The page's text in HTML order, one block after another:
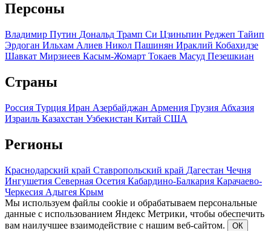
Персоны
Владимир Путин Дональд Трамп Си Цзиньпин Реджеп Тайип
Эрдоган Ильхам Алиев Никол Пашинян Ираклий Кобахидзе
Шавкат Мирзиеев Касым-Жомарт Токаев Масуд Пезешкиан
Страны
Россия Турция Иран Азербайджан Армения Грузия Абхазия
Израиль Казахстан Узбекистан Китай США
Регионы
Краснодарский край Ставропольский край Дагестан Чечня
Ингушетия Северная Осетия Кабардино-Балкария Карачаево-
Черкесия Адыгея Крым
Мы используем файлы cookie и обрабатываем персональные
данные с использованием Яндекс Метрики, чтобы обеспечить
вам наилучшее взаимодействие с нашим веб-сайтом.
ОК